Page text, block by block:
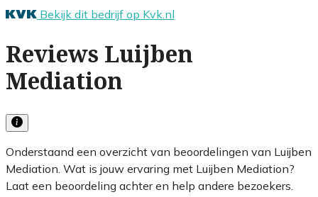
Bekijk dit bedrijf op Kvk.nl
Reviews Luijben
Mediation
Onderstaand een overzicht van beoordelingen van Luijben
Mediation. Wat is jouw ervaring met Luijben Mediation?
Laat een beoordeling achter en help andere bezoekers.